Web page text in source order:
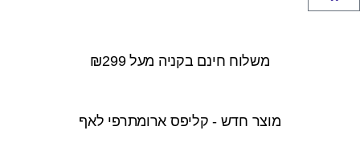
משלוח חינם בקניה מעל ₪299
מוצר חדש - קליפס ארומתרפי לאף